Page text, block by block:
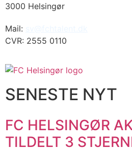
3000 Helsingør
Mail:
CVR: 2555 0110
SENESTE NYT
FC HELSINGØR
TILDELT 3